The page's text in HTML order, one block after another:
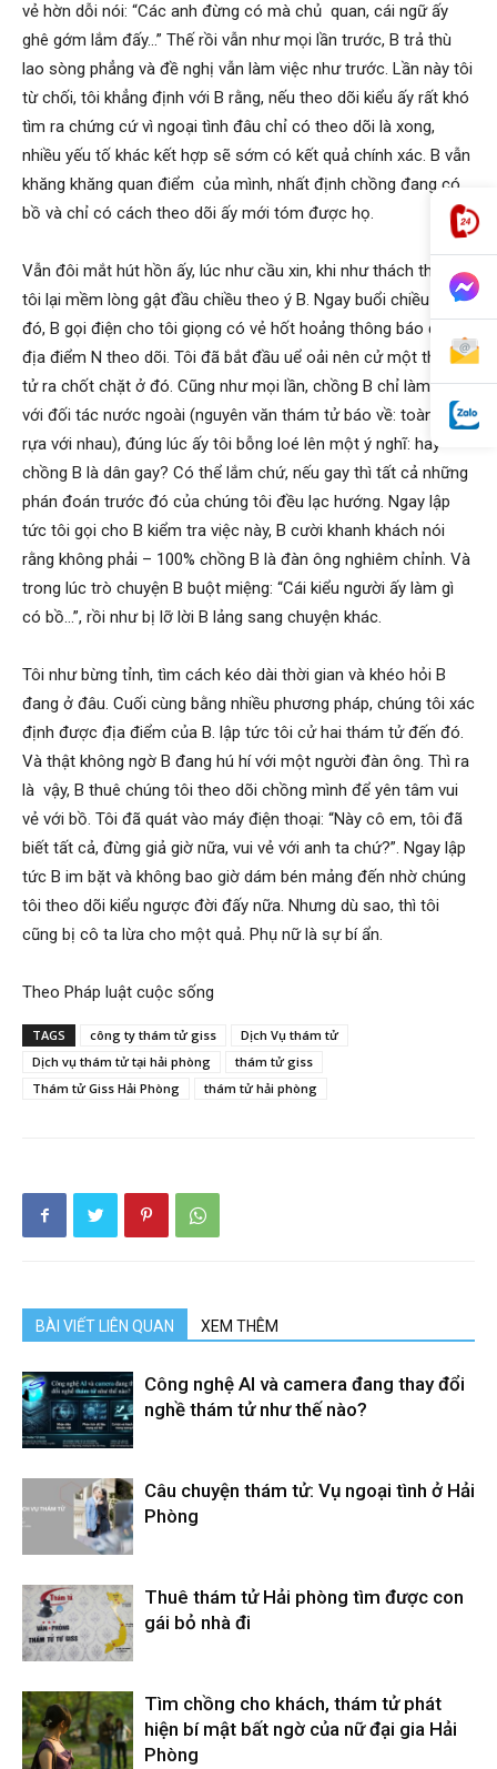
vẻ hờn dỗi nói: “Các anh đừng có mà chủ quan, cái ngữ ấy
ghê gớm lắm đấy…” Thế rồi vẫn như mọi lần trước, B trả thù
lao sòng phẳng và đề nghị vẫn làm việc như trước. Lần này tôi
từ chối, tôi khẳng định với B rằng, nếu theo dõi kiểu ấy rất khó
tìm ra chứng cứ vì ngoại tình đâu chỉ có theo dõi là xong,
nhiều yếu tố khác kết hợp sẽ sớm có kết quả chính xác. B vẫn
khăng khăng quan điểm của mình, nhất định chồng đang có
bồ và chỉ có cách theo dõi ấy mới tóm được họ.
Vẫn đôi mắt hút hồn ấy, lúc như cầu xin, khi như thách thức..
tôi lại mềm lòng gật đầu chiều theo ý B. Ngay buổi chiều hôm
đó, B gọi điện cho tôi giọng có vẻ hốt hoảng thông báo đến
địa điểm N theo dõi. Tôi đã bắt đầu uể oải nên cử một thám
tử ra chốt chặt ở đó. Cũng như mọi lần, chồng B chỉ làm việc
với đối tác nước ngoài (nguyên văn thám tử báo về: toàn đực
rựa với nhau), đúng lúc ấy tôi bỗng loé lên một ý nghĩ: hay
chồng B là dân gay? Có thể lắm chứ, nếu gay thì tất cả những
phán đoán trước đó của chúng tôi đều lạc hướng. Ngay lập
tức tôi gọi cho B kiểm tra việc này, B cười khanh khách nói
rằng không phải – 100% chồng B là đàn ông nghiêm chỉnh. Và
trong lúc trò chuyện B buột miệng: “Cái kiểu người ấy làm gì
có bồ…”, rồi như bị lỡ lời B lảng sang chuyện khác.
Tôi như bừng tỉnh, tìm cách kéo dài thời gian và khéo hỏi B
đang ở đâu. Cuối cùng bằng nhiều phương pháp, chúng tôi xác
định được địa điểm của B. lập tức tôi cử hai thám tử đến đó.
Và thật không ngờ B đang hú hí với một người đàn ông. Thì ra
là vậy, B thuê chúng tôi theo dõi chồng mình để yên tâm vui
vẻ với bồ. Tôi đã quát vào máy điện thoại: “Này cô em, tôi đã
biết tất cả, đừng giả giờ nữa, vui vẻ với anh ta chứ?”. Ngay lập
tức B im bặt và không bao giờ dám bén mảng đến nhờ chúng
tôi theo dõi kiểu ngược đời đấy nữa. Nhưng dù sao, thì tôi
cũng bị cô ta lừa cho một quả. Phụ nữ là sự bí ẩn.
Theo Pháp luật cuộc sống
TAGS công ty thám tử giss
Dịch Vụ thám tử
Dịch vụ thám tử tại hải phòng
thám tử giss
Thám tử Giss Hải Phòng
thám tử hải phòng
BÀI VIẾT LIÊN QUAN XEM THÊM
Công nghệ AI và camera đang thay đổi
nghề thám tử như thế nào?
Câu chuyện thám tử: Vụ ngoại tình ở Hải
Phòng
Thuê thám tử Hải phòng tìm được con
gái bỏ nhà đi
Tìm chồng cho khách, thám tử phát
hiện bí mật bất ngờ của nữ đại gia Hải
Phòng